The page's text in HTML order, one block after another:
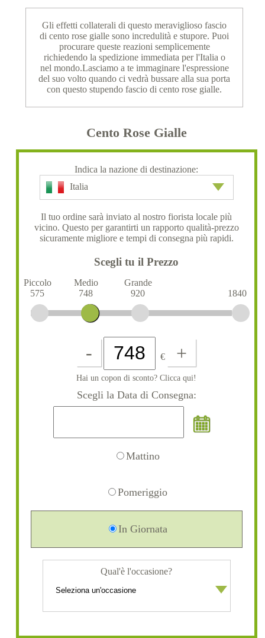
Gli effetti collaterali di questo meraviglioso fascio
di cento rose gialle sono incredulità e stupore. Puoi
procurare queste reazioni semplicemente
richiedendo la spedizione immediata per l'Italia o
nel mondo.Lasciamo a te immaginare l'espressione
del suo volto quando ci vedrà bussare alla sua porta
con questo stupendo fascio di cento rose gialle.
Cento Rose Gialle
Indica la nazione di destinazione:
Italia
Il tuo ordine sarà inviato al nostro fiorista locale più
vicino. Questo per garantirti un rapporto qualità-prezzo
sicuramente migliore e tempi di consegna più rapidi.
Scegli tu il Prezzo
Piccolo
575
Medio
748
Grande
920
1840
- € +
Hai un copon di sconto? Clicca qui!
Scegli la Data di Consegna:
Mattino
Pomeriggio
In Giornata
Qual'è l'occasione?